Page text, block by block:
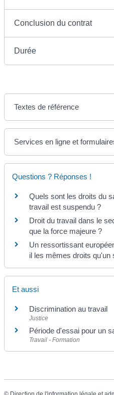
Conclusion du contrat
Durée
Textes de référence
Services en ligne et
Questions ? Réponses !
Quels sont les droits du
travail est suspendu ?
Droit du travail dans le
que la force majeure ?
Un ressortissant
il les mêmes droits qu'un
Et aussi
Discrimination au travail
Justice
Période d'essai pour un
Travail - Formation